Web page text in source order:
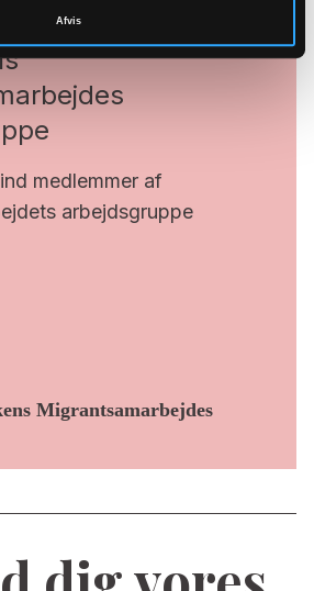
Afvis
medlemmer af
arbejdsgruppe
Migrantsamarbejdes